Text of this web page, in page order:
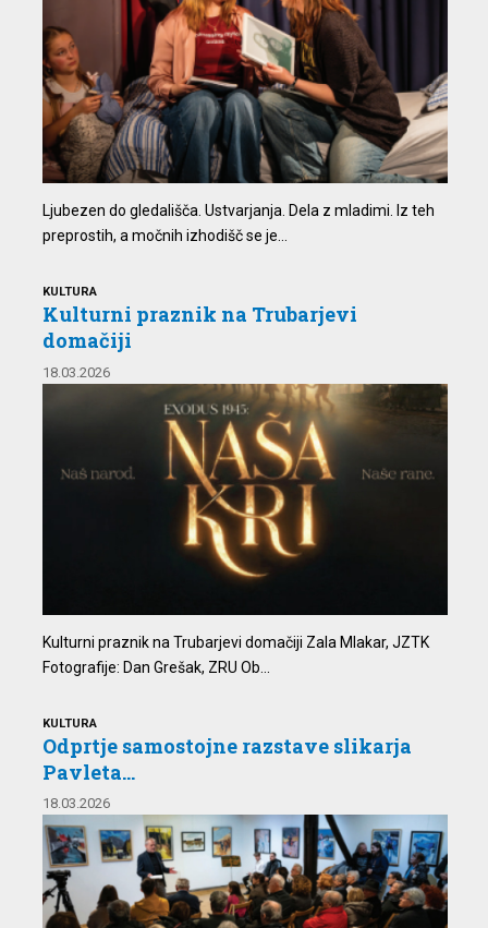
Ljubezen do gledališča. Ustvarjanja. Dela z mladimi. Iz teh
preprostih, a močnih izhodišč se je...
KULTURA
Kulturni praznik na Trubarjevi
domačiji
18.03.2026
Kulturni praznik na Trubarjevi domačiji Zala Mlakar, JZTK
Fotografije: Dan Grešak, ZRU Ob...
KULTURA
Odprtje samostojne razstave slikarja
Pavleta...
18.03.2026